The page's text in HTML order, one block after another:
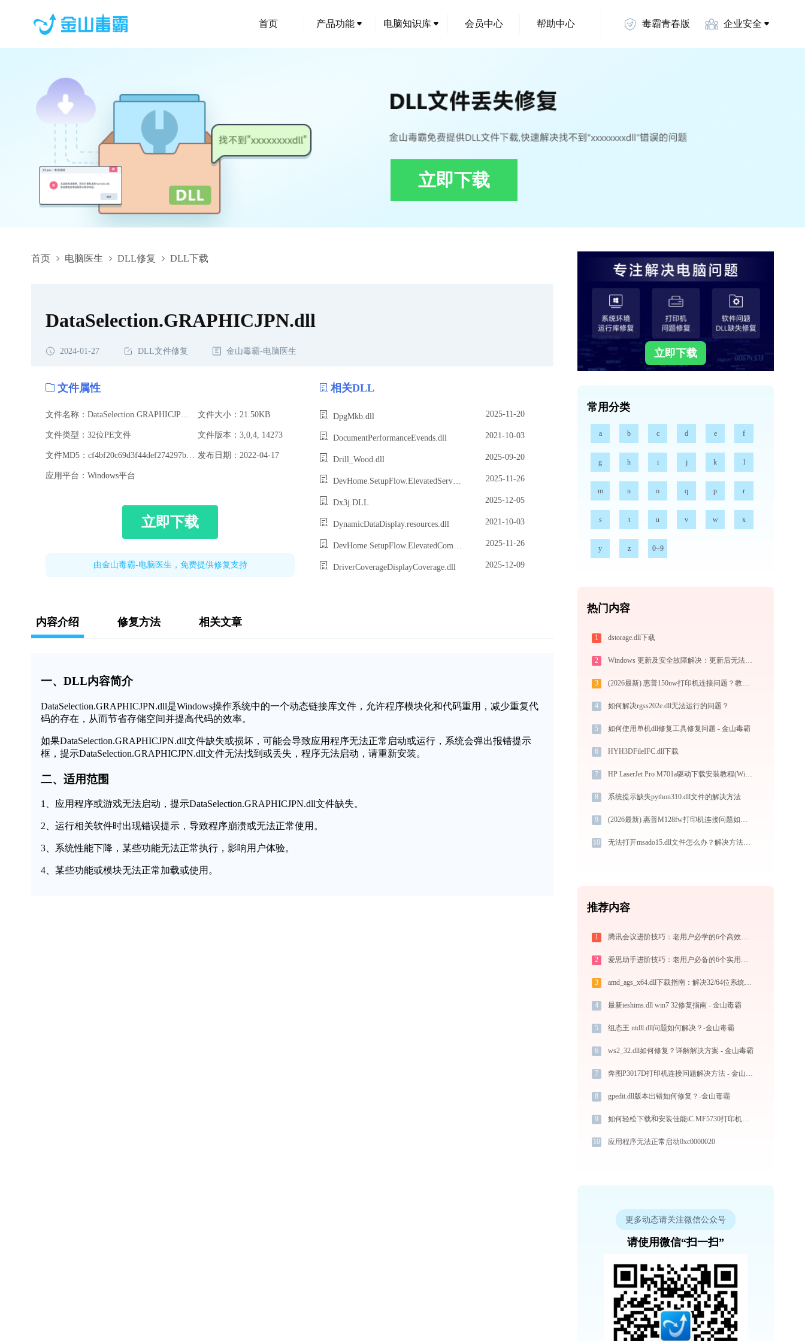
首页 产品功能 电脑知识库 会员中心 帮助中心 毒霸青春版 企业安全
立即下载
首页 电脑医生 DLL修复 DLL下载
DataSelection.GRAPHICJPN.dll,DataSelection.GRAPHICJPN.dll下载,DataSelection.GRAPHICJPN.dll修复
DataSelection.GRAPHICJPN.dll
2024-01-27 DLL文件修复 金山毒霸-电脑医生
文件属性
文件大小：21.50KB
文件类型：32位PE文件 文件版本：3,0,4, 14273
发布日期：2022-04-17
应用平台：Windows平台
立即下载
由金山毒霸-电脑医生，免费提供修复支持
相关DLL
DpgMkb.dll 2025-11-20
DocumentPerformanceEvends.dll 2021-10-03
Drill_Wood.dll 2025-09-20
DevHome.SetupFlow.ElevatedServer.dll 2025-11-26
Dx3j.DLL 2025-12-05
DynamicDataDisplay.resources.dll 2021-10-03
DevHome.SetupFlow.ElevatedComponent.dll 2025-11-26
DriverCoverageDisplayCoverage.dll 2025-12-09
内容介绍 修复方法 相关文章
一、DLL内容简介
DataSelection.GRAPHICJPN.dll是Windows操作系统中的一个动态链接库文件，允许程序模块化和代码重用，减少重复代
码的存在，从而节省存储空间并提高代码的效率。
如果DataSelection.GRAPHICJPN.dll文件缺失或损坏，可能会导致应用程序无法正常启动或运行，系统会弹出报错提示
框，提示DataSelection.GRAPHICJPN.dll文件无法找到或丢失，程序无法启动，请重新安装。
二、适用范围
1、应用程序或游戏无法启动，提示DataSelection.GRAPHICJPN.dll文件缺失。
2、运行相关软件时出现错误提示，导致程序崩溃或无法正常使用。
3、系统性能下降，某些功能无法正常执行，影响用户体验。
4、某些功能或模块无法正常加载或使用。
立即下载
常用分类
a b c d e f
g h i j k l
m n o q p r
s t u v w x
y z 0~9
热门内容
1 dstorage.dll下载
2 Windows 更新及安全故障解决：更新后无法进系统、连不上网，安全中心启动失败
3 (2026最新) 惠普150nw打印机连接问题？教你解决！-金山毒霸
4 如何解决rgss202e.dll无法运行的问题？
5 如何使用单机dll修复工具修复问题 - 金山毒霸
6 HYH3DFileIFC.dll下载
7 HP LaserJet Pro M701a驱动下载安装教程(Win10/Win11)
8 系统提示缺失python310.dll文件的解决方法
9 (2026最新) 惠普M128fw打印机连接问题如何解决？ -金山毒霸
10 无法打开msado15.dll文件怎么办？解决方法大全
推荐内容
1 腾讯会议进阶技巧：老用户必学的6个高效方法
2 爱思助手进阶技巧：老用户必备的6个实用方法
3 amd_ags_x64.dll下载指南：解决32/64位系统DLL缺失问题 | 官方免费安全下载
4 最新ieshims.dll win7 32修复指南 - 金山毒霸
5 组态王 ntdll.dll问题如何解决？-金山毒霸
6 ws2_32.dll如何修复？详解解决方案 - 金山毒霸
7 奔图P3017D打印机连接问题解决方法 - 金山毒霸
8 gpedit.dll版本出错如何修复？-金山毒霸
9 如何轻松下载和安装佳能iC MF5730打印机驱动？跟着这篇指南走
10 应用程序无法正常启动0xc0000020
更多动态请关注微信公众号
请使用微信“扫一扫”